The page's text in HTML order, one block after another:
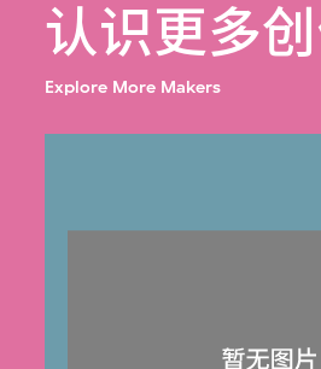
认识更多
Explore More Makers